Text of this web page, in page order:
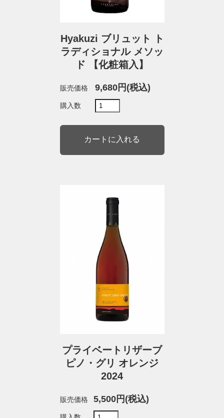
Hyakuzi ブリュット ト
ラディショナル メソッ
ド 【化粧箱入】
販売価格 9,680円(税込)
購入数
プライベートリザーブ
ピノ・グリ オレンジ
2024
販売価格 5,500円(税込)